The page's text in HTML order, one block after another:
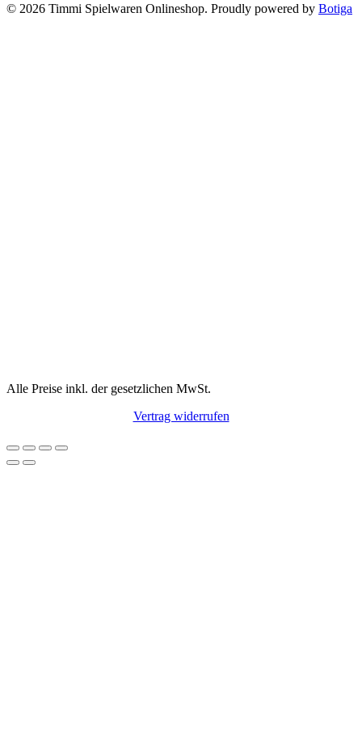
© 2026 Timmi Spielwaren Onlineshop. Proudly powered by Botiga
Alle Preise inkl. der gesetzlichen MwSt.
Vertrag widerrufen